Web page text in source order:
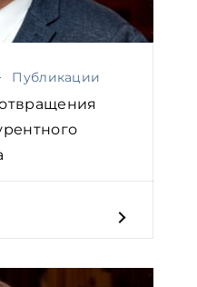
Публикации